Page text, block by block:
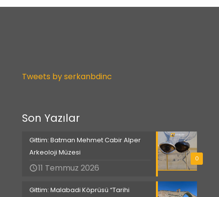
Tweets by serkanbdinc
Son Yazılar
0
Gittim: Batman Mehmet Cabir Alper
Arkeoloji Müzesi
11 Temmuz 2026
Gittim: Malabadi Köprüsü “Tarihi